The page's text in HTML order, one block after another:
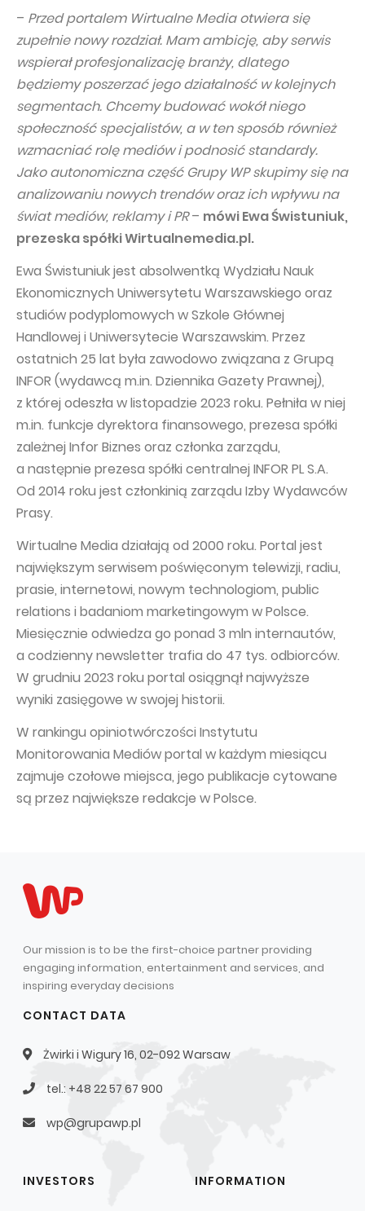
– Przed portalem Wirtualne Media otwiera się
zupełnie nowy rozdział. Mam ambicję, aby serwis
wspierał profesjonalizację branży, dlatego
będziemy poszerzać jego działalność w kolejnych
segmentach. Chcemy budować wokół niego
społeczność specjalistów, a w ten sposób również
wzmacniać rolę mediów i podnosić standardy.
Jako autonomiczna część Grupy WP skupimy się na
analizowaniu nowych trendów oraz ich wpływu na
świat mediów, reklamy i PR– mówi Ewa Świstuniuk,
prezeska spółki Wirtualnemedia.pl.
Ewa Świstuniuk jest absolwentką Wydziału Nauk
Ekonomicznych Uniwersytetu Warszawskiego oraz
studiów podyplomowych w Szkole Głównej
Handlowej i Uniwersytecie Warszawskim. Przez
ostatnich 25 lat była zawodowo związana z Grupą
INFOR (wydawcą m.in. Dziennika Gazety Prawnej),
z której odeszła w listopadzie 2023 roku. Pełniła w niej
m.in. funkcje dyrektora finansowego, prezesa spółki
zależnej Infor Biznes oraz członka zarządu,
a następnie prezesa spółki centralnej INFOR PL S.A.
Od 2014 roku jest członkinią zarządu Izby Wydawców
Prasy.
Wirtualne Media działają od 2000 roku. Portal jest
największym serwisem poświęconym telewizji, radiu,
prasie, internetowi, nowym technologiom, public
relations i badaniom marketingowym w Polsce.
Miesięcznie odwiedza go ponad 3 mln internautów,
a codzienny newsletter trafia do 47 tys. odbiorców.
W grudniu 2023 roku portal osiągnął najwyższe
wyniki zasięgowe w swojej historii.
W rankingu opiniotwórczości Instytutu
Monitorowania Mediów portal w każdym miesiącu
zajmuje czołowe miejsca, jego publikacje cytowane
są przez największe redakcje w Polsce.
Our mission is to be the first-choice partner providing
engaging information, entertainment and services, and
inspiring everyday decisions
CONTACT DATA
Żwirki i Wigury 16, 02-092 Warsaw
tel.: +48 22 57 67 900
wp@grupawp.pl
INVESTORS INFORMATION